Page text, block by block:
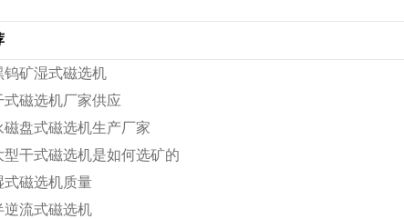
钨矿湿式磁选机
式磁选机厂家供应
磁盘式磁选机生产厂家
型干式磁选机是如何选矿的
式磁选机质量
逆流式磁选机